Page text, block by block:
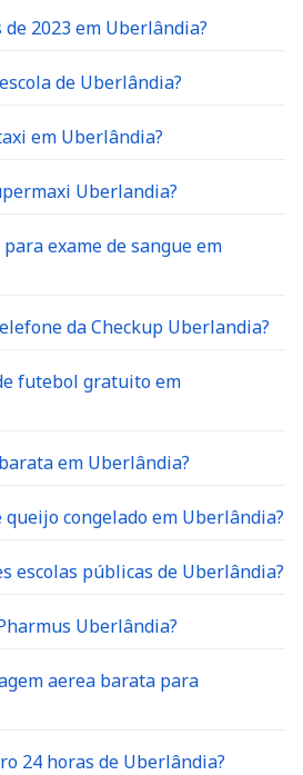
2023 em Uberlândia?
de Uberlândia?
em Uberlândia?
Uberlandia?
exame de sangue em
da Checkup Uberlandia?
futebol gratuito em
em Uberlândia?
congelado em Uberlândia?
escolas públicas de Uberlândia?
Uberlândia?
aerea barata para
24 horas de Uberlândia?